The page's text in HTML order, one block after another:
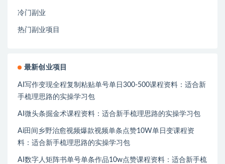
冷门副业
热门副业项目
最新创业项目
AI写作变现全程复制粘贴单号单日300-500课程资料：适合新
手梳理思路的实操学习包
AI微头条掘金术课程资料：适合新手梳理思路的实操学习包
Ai田间乡野治愈视频爆款视频单条点赞10W单日变课程资
料：适合新手梳理思路的实操学习包
AI数字人矩阵书单号单条作品10w点赞课程资料：适合新手梳